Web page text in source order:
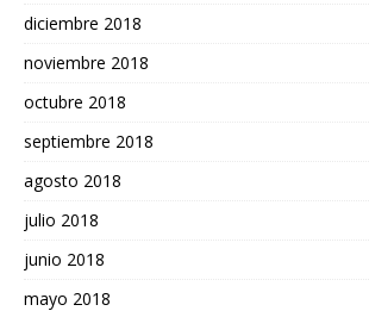
diciembre 2018
noviembre 2018
octubre 2018
septiembre 2018
agosto 2018
julio 2018
junio 2018
mayo 2018